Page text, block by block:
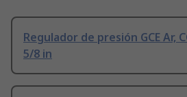
Regulador de presión GCE Ar,
5/8 in